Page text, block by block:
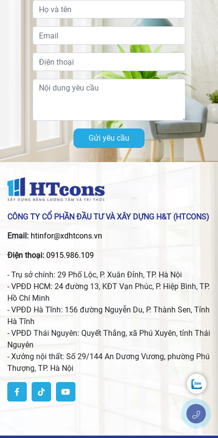
Gửi yêu cầu
CÔNG TY CỔ PHẦN ĐẦU TƯ VÀ XÂY DỰNG H&T (HTCONS)
Email: htinfor@xdhtcons.vn
Điện thoại: 0915.986.109
- Trụ sở chính: 29 Phố Lộc, P. Xuân Đỉnh, TP. Hà Nội
- VPĐD HCM: 24 đường 13, KĐT Vạn Phúc, P. Hiệp Bình, TP.
Hồ Chí Minh
- VPĐD Hà Tĩnh: 156 đường Nguyễn Du, P. Thành Sen, Tỉnh
Hà Tĩnh
- VPĐD Thái Nguyên: Quyết Thắng, xã Phú Xuyên, tỉnh Thái
Nguyên
- Xưởng nội thất: Số 29/144 An Dương Vương, phường Phú
Thượng, TP. Hà Nội